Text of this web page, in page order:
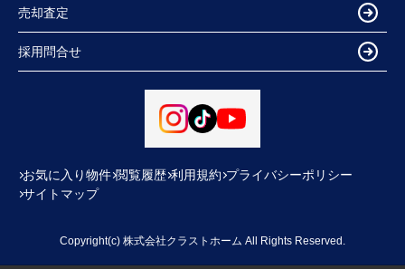
売却査定
採用問合せ
お気に入り物件 閲覧履歴 利用規約 プライバシーポリシー
サイトマップ
Copyright(c) 株式会社クラストホーム All Rights Reserved.